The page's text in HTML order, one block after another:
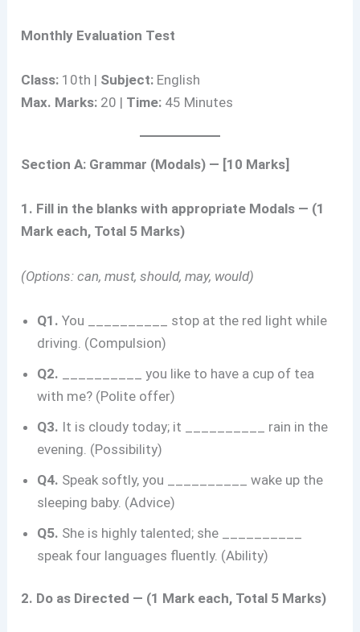
Monthly Evaluation Test
Class: 10th | Subject: English
Max. Marks: 20 | Time: 45 Minutes
Section A: Grammar (Modals) — [10 Marks]
1. Fill in the blanks with appropriate Modals — (1
Mark each, Total 5 Marks)
(Options: can, must, should, may, would)
Q1. You __________ stop at the red light while
driving. (Compulsion)
Q2. __________ you like to have a cup of tea
with me? (Polite offer)
Q3. It is cloudy today; it __________ rain in the
evening. (Possibility)
Q4. Speak softly, you __________ wake up the
sleeping baby. (Advice)
Q5. She is highly talented; she __________
speak four languages fluently. (Ability)
2. Do as Directed — (1 Mark each, Total 5 Marks)